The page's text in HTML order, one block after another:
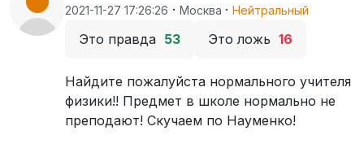
2021-11-27 17:26:26 · Москва · Нейтральный
Это правда 53 Это ложь 16
Найдите пожалуйста нормального учителя
физики!! Предмет в школе нормально не
преподают! Скучаем по Науменко!